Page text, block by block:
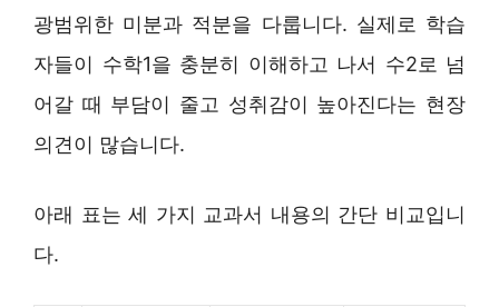
광범위한 미분과 적분을 다룹니다. 실제로 학습
자들이 수학1을 충분히 이해하고 나서 수2로 넘
어갈 때 부담이 줄고 성취감이 높아진다는 현장
의견이 많습니다.
아래 표는 세 가지 교과서 내용의 간단 비교입니
다.